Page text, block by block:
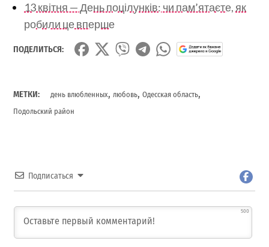
13 квітня — День поцілунків: чи пам’ятаєте, як
робили це вперше
ПОДЕЛИТЬСЯ:
МЕТКИ: день влюбленных,любовь,Одесская область,
Подольский район
Подписаться
500